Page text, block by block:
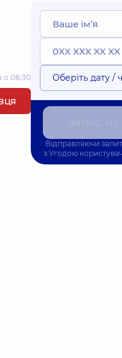
о 08:30 Оберіть дату /
Відправляючи
з Угодою